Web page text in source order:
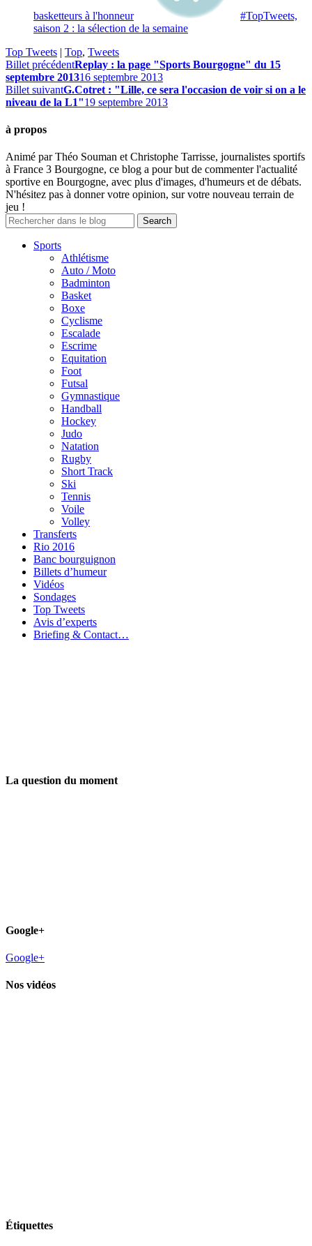
basketteurs à l'honneur
#TopTweets,
saison 2 : la sélection de la semaine
Top Tweets | Top, Tweets
Billet précédentReplay : la page "Sports Bourgogne" du 15
septembre 201316 septembre 2013
Billet suivantG.Cotret : "Lille, ce sera l'occasion de voir si on a le
niveau de la L1"19 septembre 2013
à propos
Animé par Théo Souman et Christophe Tarrisse, journalistes sportifs
à France 3 Bourgogne, ce blog a pour but de commenter l'actualité
sportive en Bourgogne, avec plus d'images, d'humeurs et de débats.
N'hésitez pas à donner votre opinion, sur votre nouveau terrain de
jeu !
Sports
Athlétisme
Auto / Moto
Badminton
Basket
Boxe
Cyclisme
Escalade
Escrime
Equitation
Foot
Futsal
Gymnastique
Handball
Hockey
Judo
Natation
Rugby
Short Track
Ski
Tennis
Voile
Volley
Transferts
Rio 2016
Banc bourguignon
Billets d’humeur
Vidéos
Sondages
Top Tweets
Avis d’experts
Briefing & Contact…
La question du moment
Google+
Google+
Nos vidéos
Étiquettes